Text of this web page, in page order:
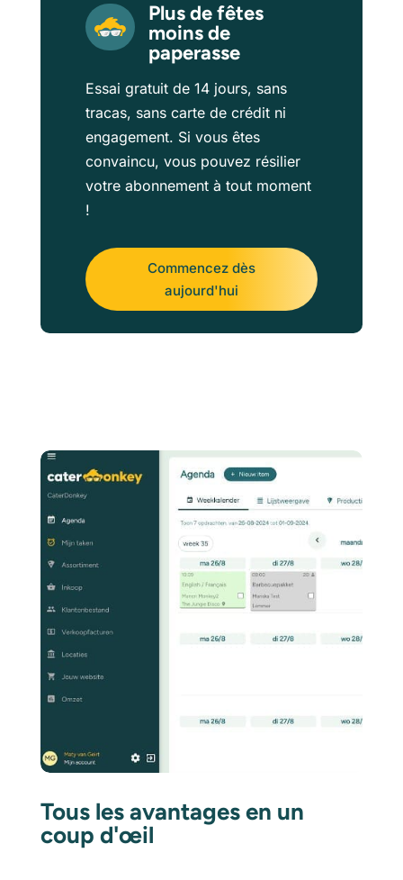
Plus de fêtes
moins de
paperasse
Essai gratuit de 14 jours, sans
tracas, sans carte de crédit ni
engagement. Si vous êtes
convaincu, vous pouvez résilier
votre abonnement à tout moment
!
Commencez dès
aujourd'hui
Tous les avantages en un
coup d'œil